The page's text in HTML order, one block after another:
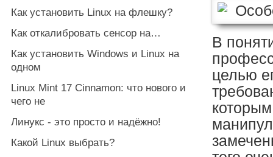
В
целью
Как установить Linux на флешку?
Как откалибровать сенсор на…
Как установить Windows и Linux на
одном
Linux Mint 17 Cinnamon: что нового и
чего не
Линукс - это просто и надёжно!
Какой Linux выбрать?